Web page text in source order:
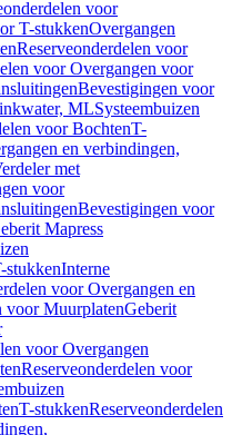
voor
T-stukkenOvergangen
Reserveonderdelen voor
voor Overgangen voor
Bevestigingen voor
MLSysteembuizen
voor BochtenT-
en verbindingen,
met
voor
Bevestigingen voor
Mapress
stukkenInterne
voor Overgangen en
voor MuurplatenGeberit
voor Overgangen
Reserveonderdelen voor
T-stukkenReserveonderdelen